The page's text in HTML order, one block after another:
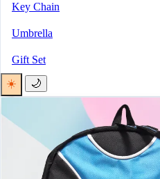
Key Chain
Umbrella
Gift Set
☀️
🌙